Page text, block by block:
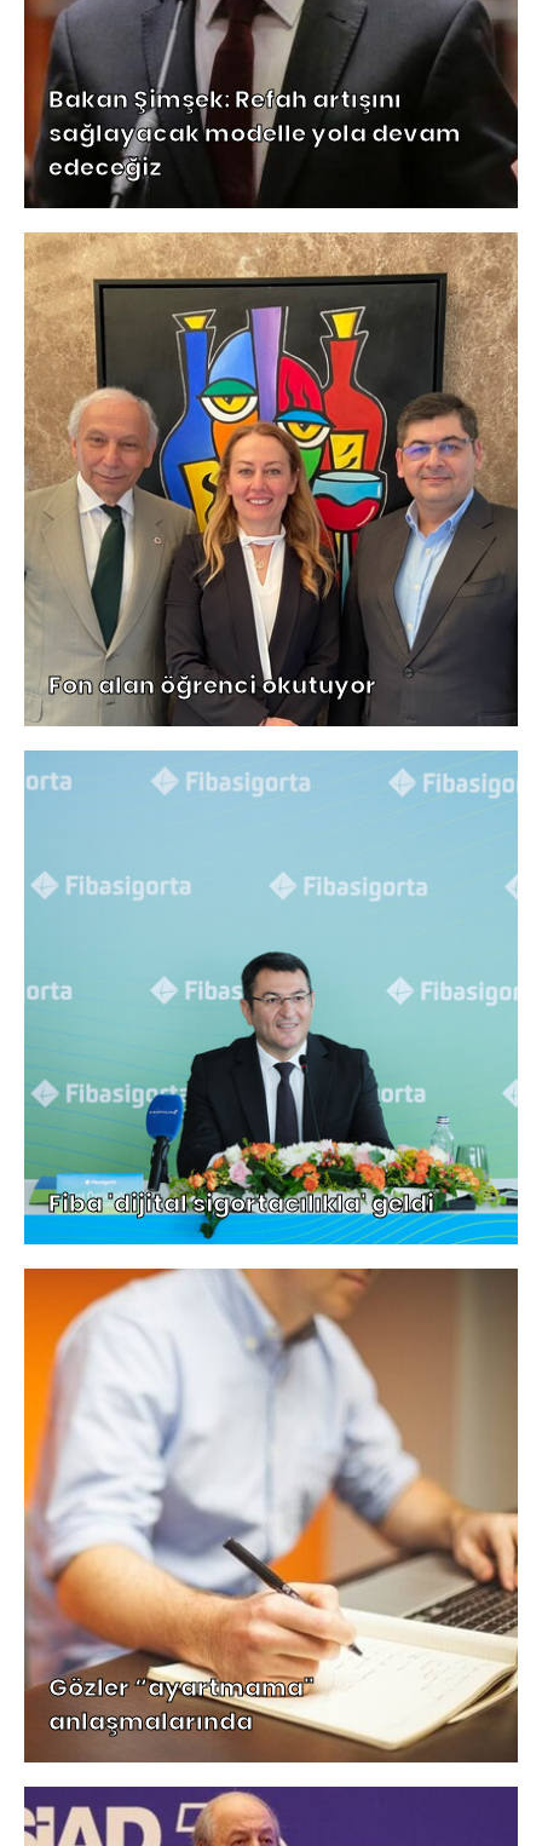
Bakan Şimşek: Refah artışını
sağlayacak modelle yola devam
edeceğiz
Fon alan öğrenci okutuyor
Fiba 'dijital sigortacılıkla' geldi
Gözler “ayartmama"
anlaşmalarında